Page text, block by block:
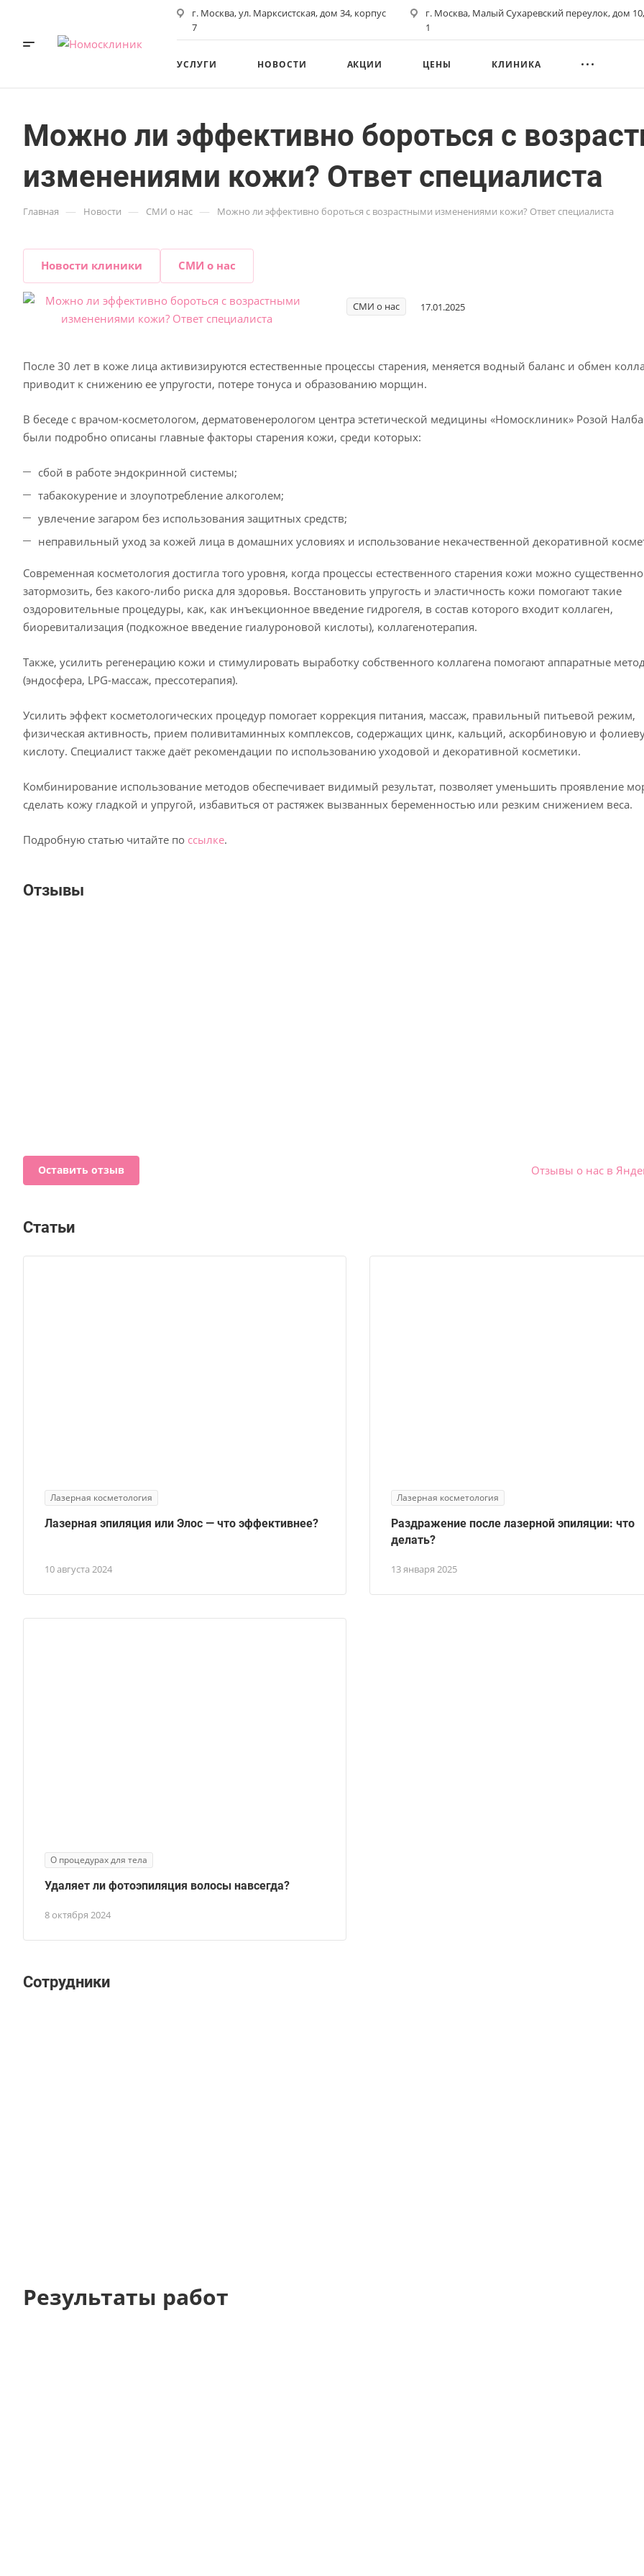
г. Москва, ул. Марксистская, дом 34, корпус
7
г. Москва, Малый Сухаревский переулок, дом
1
УСЛУГИ НОВОСТИ АКЦИИ ЦЕНЫ КЛИНИКА
Можно ли эффективно бороться с
изменениями кожи? Ответ специалиста
Главная — Новости — СМИ о нас — Можно ли эффективно бороться с возрастными изменениями кожи? Ответ специалиста
Новости клиники СМИ о нас
СМИ о нас 17.01.2025
После 30 лет в коже лица активизируются естественные процессы старения, меняется водный баланс и обмен
приводит к снижению ее упругости, потере тонуса и образованию морщин.
В беседе с врачом-косметологом, дерматовенерологом центра эстетической медицины «Номосклиник» Розой
были подробно описаны главные факторы старения кожи, среди которых:
сбой в работе эндокринной системы;
табакокурение и злоупотребление алкоголем;
увлечение загаром без использования защитных средств;
неправильный уход за кожей лица в домашних условиях и использование некачественной декоративной
Современная косметология достигла того уровня, когда процессы естественного старения кожи можно существенно
затормозить, без какого-либо риска для здоровья. Восстановить упругость и эластичность кожи помогают такие
оздоровительные процедуры, как, как инъекционное введение гидрогеля, в состав которого входит коллаген,
биоревитализация (подкожное введение гиалуроновой кислоты), коллагенотерапия.
Также, усилить регенерацию кожи и стимулировать выработку собственного коллагена помогают аппаратные
(эндосфера, LPG-массаж, прессотерапия).
Усилить эффект косметологических процедур помогает коррекция питания, массаж, правильный питьевой режим,
физическая активность, прием поливитаминных комплексов, содержащих цинк, кальций, аскорбиновую и
кислоту. Специалист также даёт рекомендации по использованию уходовой и декоративной косметики.
Комбинирование использование методов обеспечивает видимый результат, позволяет уменьшить проявление
сделать кожу гладкой и упругой, избавиться от растяжек вызванных беременностью или резким снижением веса.
Подробную статью читайте по ссылке.
Отзывы
Оставить отзыв Отзывы о нас в
Статьи
Лазерная косметология
10 августа 2024
Лазерная эпиляция или Элос — что эффективнее?
Лазерная косметология
13 января 2025
Раздражение после лазерной эпиляции: что
делать?
О процедурах для тела
8 октября 2024
Удаляет ли фотоэпиляция волосы навсегда?
Сотрудники
Результаты работ